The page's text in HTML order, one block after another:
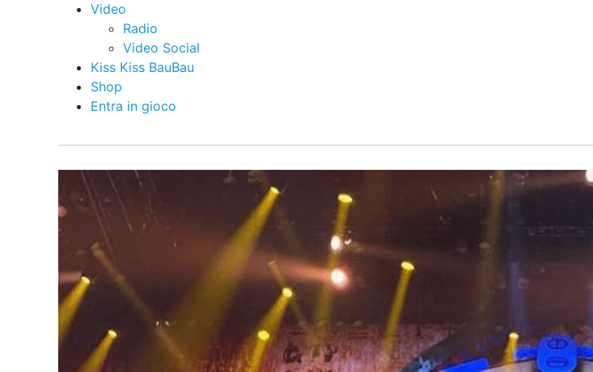
Video
Radio
Video Social
Kiss Kiss BauBau
Shop
Entra in gioco